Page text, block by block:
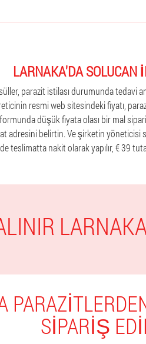
LARNAKA'DA SOLUCAN
parazit istilası durumunda tedavi
resmi web sitesindeki fiyatı,
düşük fiyata olası bir mal
adresini belirtin. Ve şirketin
teslimatta nakit olarak yapılır, € 39
SIPARIŞ